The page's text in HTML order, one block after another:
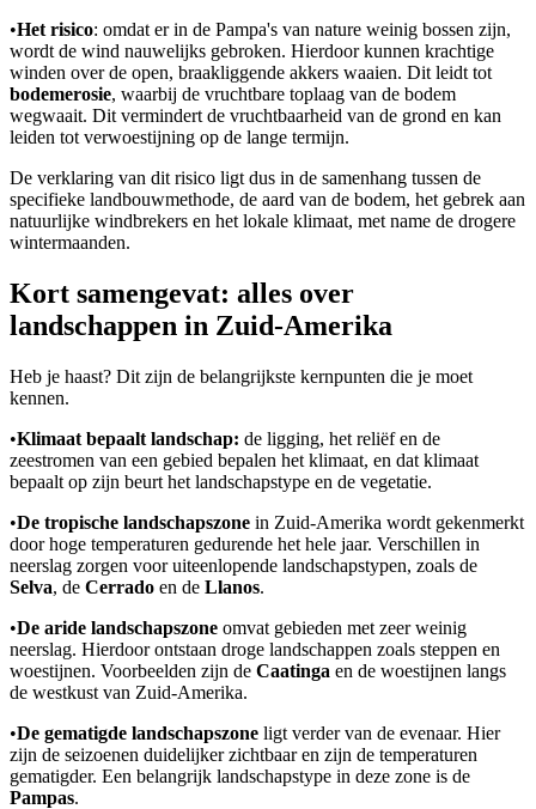
•Het risico: omdat er in de Pampa's van nature weinig bossen zijn,
wordt de wind nauwelijks gebroken. Hierdoor kunnen krachtige
winden over de open, braakliggende akkers waaien. Dit leidt tot
bodemerosie, waarbij de vruchtbare toplaag van de bodem
wegwaait. Dit vermindert de vruchtbaarheid van de grond en kan
leiden tot verwoestijning op de lange termijn.
De verklaring van dit risico ligt dus in de samenhang tussen de
specifieke landbouwmethode, de aard van de bodem, het gebrek aan
natuurlijke windbrekers en het lokale klimaat, met name de drogere
wintermaanden.
Kort samengevat: alles over
landschappen in Zuid-Amerika
Heb je haast? Dit zijn de belangrijkste kernpunten die je moet
kennen.
•Klimaat bepaalt landschap: de ligging, het reliëf en de
zeestromen van een gebied bepalen het klimaat, en dat klimaat
bepaalt op zijn beurt het landschapstype en de vegetatie.
•De tropische landschapszone in Zuid-Amerika wordt gekenmerkt
door hoge temperaturen gedurende het hele jaar. Verschillen in
neerslag zorgen voor uiteenlopende landschapstypen, zoals de
Selva, de Cerrado en de Llanos.
•De aride landschapszone omvat gebieden met zeer weinig
neerslag. Hierdoor ontstaan droge landschappen zoals steppen en
woestijnen. Voorbeelden zijn de Caatinga en de woestijnen langs
de westkust van Zuid-Amerika.
•De gematigde landschapszone ligt verder van de evenaar. Hier
zijn de seizoenen duidelijker zichtbaar en zijn de temperaturen
gematigder. Een belangrijk landschapstype in deze zone is de
Pampas.